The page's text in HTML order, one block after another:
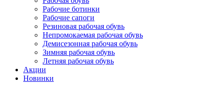
Рабочие ботинки
Рабочие сапоги
Резиновая рабочая обувь
Непромокаемая рабочая обувь
Демисезонная рабочая обувь
Зимняя рабочая обувь
Летняя рабочая обувь
Акции
Новинки